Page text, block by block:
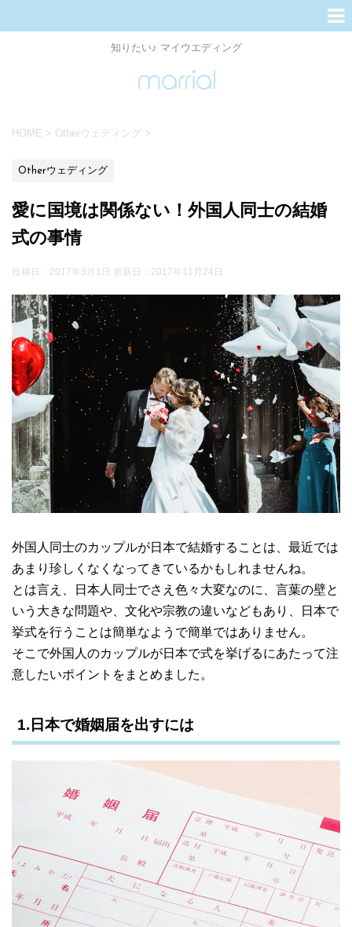
知りたい♪ マイウエディング
HOME > Otherウェディング >
Otherウェディング
愛に国境は関係ない！外国人同士の結婚
式の事情
投稿日：2017年3月1日 更新日： 2017年11月24日
外国人同士のカップルが日本で結婚することは、最近では
あまり珍しくなくなってきているかもしれませんね。
とは言え、日本人同士でさえ色々大変なのに、言葉の壁と
いう大きな問題や、文化や宗教の違いなどもあり、日本で
挙式を行うことは簡単なようで簡単ではありません。
そこで外国人のカップルが日本で式を挙げるにあたって注
意したいポイントをまとめました。
1.日本で婚姻届を出すには